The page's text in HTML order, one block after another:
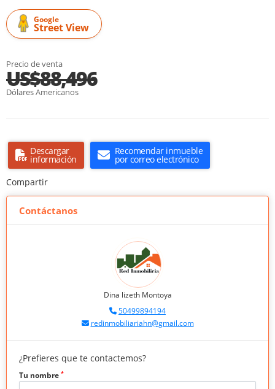
Google
Street View
Precio de venta
US$88,496
Dólares Americanos
Descargar
información
Recomendar inmueble
por correo electrónico
Compartir
Contáctanos
Dina lizeth Montoya
50499894194
redinmobiliariahn@gmail.com
¿Prefieres que te contactemos?
Tu nombre *